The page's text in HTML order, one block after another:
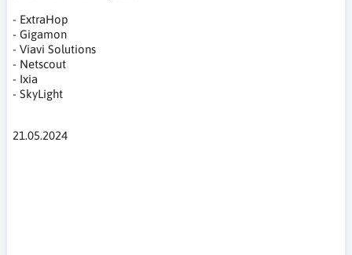
- ExtraHop
- Gigamon
- Viavi Solutions
- Netscout
- Ixia
- SkyLight
21.05.2024